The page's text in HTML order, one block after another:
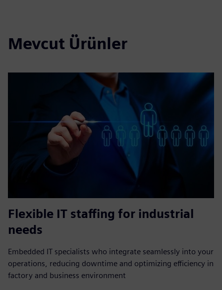
Mevcut Ürünler
Flexible IT staffing for industrial
needs
Embedded IT specialists who integrate seamlessly into your
operations, reducing downtime and optimizing efficiency in
factory and business environment